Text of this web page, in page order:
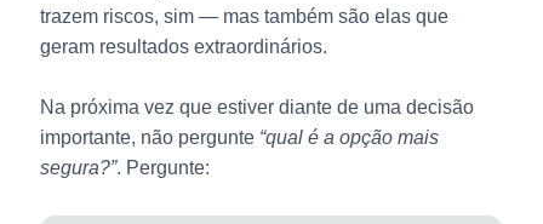
trazem riscos, sim — mas também são elas que
geram resultados extraordinários.
Na próxima vez que estiver diante de uma decisão
importante, não pergunte “qual é a opção mais
segura?”. Pergunte: